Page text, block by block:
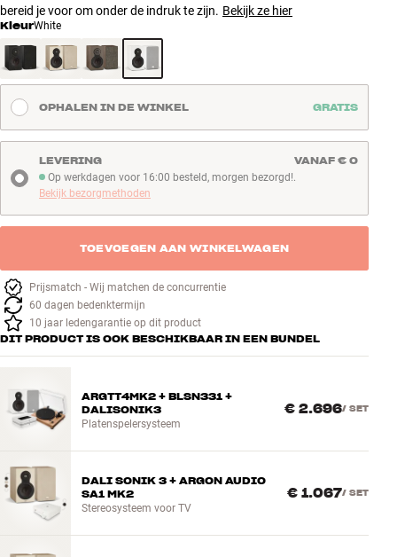
bereid je voor om onder de indruk te zijn. Bekijk ze hier
KleurWhite
OPHALEN IN DE WINKEL GRATIS
Op werkdagen voor 16:00 besteld, morgen bezorgd!
Op werkdagen voor 16:00 besteld, morgen bezorgd!.
Bekijk bezorgmethoden
LEVERING VANAF € 0
TOEVOEGEN AAN WINKELWAGEN
Prijsmatch - Wij matchen de concurrentie
60 dagen bedenktermijn
10 jaar ledengarantie op dit product
DIT PRODUCT IS OOK BESCHIKBAAR IN EEN BUNDEL
ARGTT4MK2 + BLSN331 +
DALISONIK3
Platenspelersysteem
€ 2.696/ SET
DALI SONIK 3 + ARGON AUDIO
SA1 MK2
Stereosysteem voor TV
€ 1.067/ SET